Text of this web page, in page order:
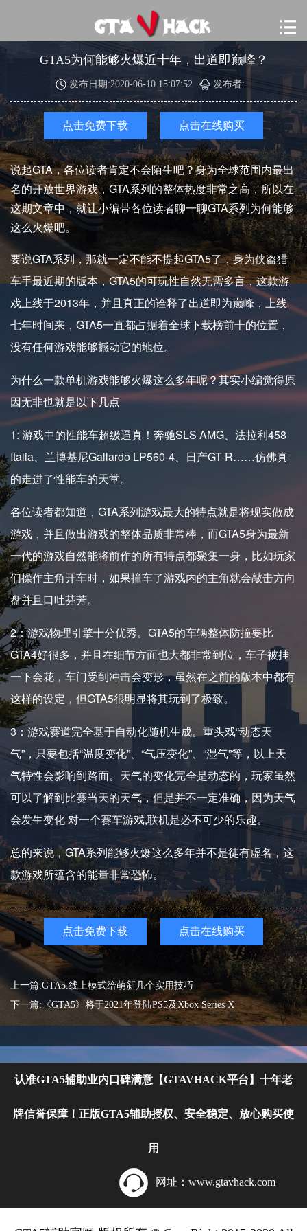
GTA5为何能够火爆近十年，出道即巅峰？
发布日期:2020-06-10 15:07:52 发布者:
点击免费下载 点击在线购买
说起GTA，各位读者肯定不会陌生吧？身为全球范围内最出
名的开放世界游戏，GTA系列的整体热度非常之高，所以在
这期文章中，就让小编带各位读者聊一聊GTA系列为何能够
这么火爆吧。
要说GTA系列，那就一定不能不提起GTA5了，身为侠盗猎
车手最近期的版本，GTA5的可玩性自然无需多言，这款游
戏上线于2013年，并且真正的诠释了出道即为巅峰，上线
七年时间来，GTA5一直都占据着全球下载榜前十的位置，
没有任何游戏能够撼动它的地位。
为什么一款单机游戏能够火爆这么多年呢？其实小编觉得原
因无非也就是以下几点
1: 游戏中的性能车超级逼真！奔驰SLS AMG、法拉利458
Italia、兰博基尼Gallardo LP560-4、日产GT-R……仿佛真
的走进了性能车的天堂。
各位读者都知道，GTA系列游戏最大的特点就是将现实做成
游戏，并且做出游戏的整体品质非常棒，而GTA5身为最新
一代的游戏自然能将前作的所有特点都聚集一身，比如玩家
们操作主角开车时，如果撞车了游戏内的主角就会敲击方向
盘并且口吐芬芳。
2：游戏物理引擎十分优秀。GTA5的车辆整体防撞要比
GTA4好很多，并且在细节方面也大都非常到位，车子被挂
一下会花，车门受到冲击会变形，虽然在之前的版本中都有
这样的设定，但GTA5很明显将其玩到了极致。
3：游戏赛道完全基于自动化随机生成。重头戏“动态天
气”，只要包括“温度变化”、“气压变化”、“湿气”等，以上天
气特性会影响到路面。天气的变化完全是动态的，玩家虽然
可以了解到比赛当天的天气，但是并不一定准确，因为天气
会发生变化 对一个赛车游戏,联机是必不可少的乐趣。
总的来说，GTA系列能够火爆这么多年并不是徒有虚名，这
款游戏所蕴含的能量非常恐怖。
点击免费下载 点击在线购买
上一篇:GTA5:线上模式给萌新几个实用技巧
下一篇:《GTA5》将于2021年登陆PS5及Xbox Series X
认准GTA5辅助业内口碑满意【GTAVHACK平台】十年老
牌信誉保障！正版GTA5辅助授权、安全稳定、放心购买使
用
网址：www.gtavhack.com